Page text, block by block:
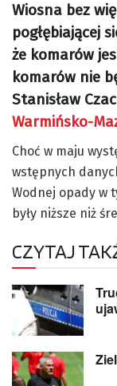
Wiosna bez
pogłębiającej
że komarów
komarów nie
Stanisław
Warmińsko-
Choć w maju
wstępnych
Wodnej opady w
były niższe niż
CZYTAJ